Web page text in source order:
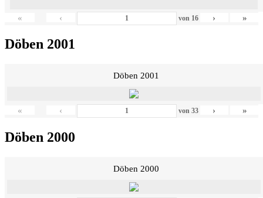
« ‹ von 16 › »
Döben 2001
Döben 2001
« ‹ von 33 › »
Döben 2000
Döben 2000